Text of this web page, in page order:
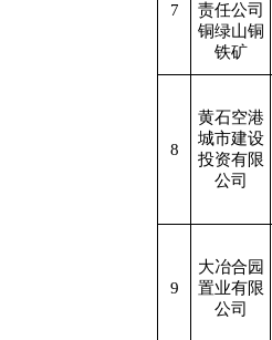
7
责任公司
铜绿山铜
铁矿
8
黄石空港
城市建设
投资有限
公司
9
大冶合园
置业有限
公司